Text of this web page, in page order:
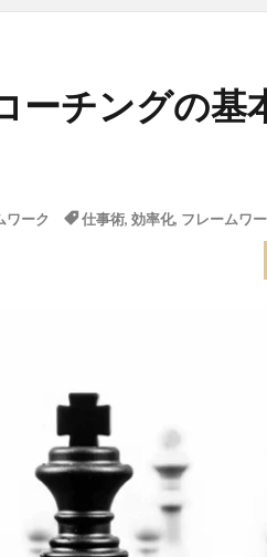
ーチングの基
ワーク 仕事術, 効率化, フレームワ